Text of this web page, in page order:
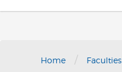
Home / Faculties